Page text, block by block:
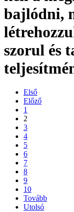
bajlódni,
szorul és
Első
Előző
1
2
3
4
5
6
7
8
9
10
Tovább
Utolsó